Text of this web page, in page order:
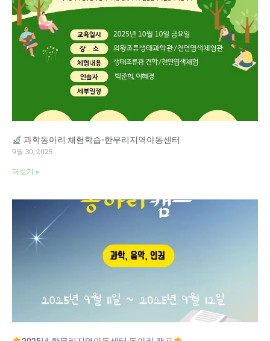
과학동아리 체험학습-한무리지역아동센터
9월 30, 2025
더보기 »